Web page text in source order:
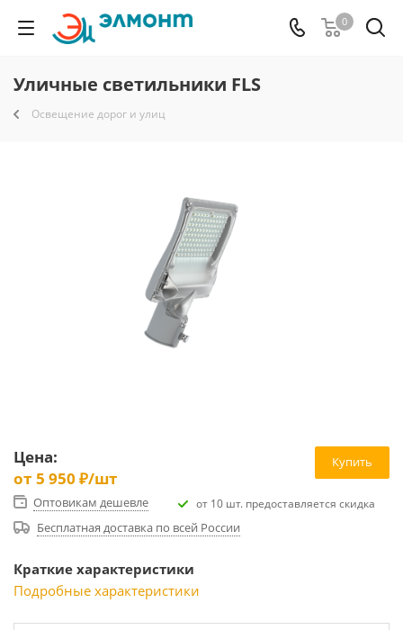
0
Уличные светильники FLS
Освещение дорог и улиц
Цена:
от 5 950 ₽/шт
Купить
Оптовикам дешевле от 10 шт. предоставляется скидка
Бесплатная доставка по всей России
Краткие характеристики
Подробные характеристики